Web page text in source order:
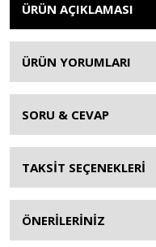
ÜRÜN AÇIKLAMASI
ÜRÜN YORUMLARI
SORU & CEVAP
TAKSİT SEÇENEKLERİ
ÖNERİLERİNİZ